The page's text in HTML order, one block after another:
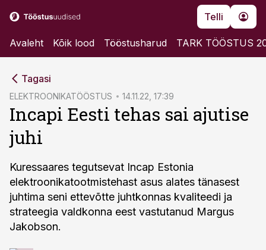
Telli
Avaleht Kõik lood Tööstusharud TARK TÖÖSTUS
Tagasi
ELEKTROONIKATÖÖSTUS 14.11.22, 17:39
Incapi Eesti tehas sai ajutise
juhi
Kuressaares tegutsevat Incap Estonia
elektroonikatootmistehast asus alates tänasest
juhtima seni ettevõtte juhtkonnas kvaliteedi ja
strateegia valdkonna eest vastutanud Margus
Jakobson.